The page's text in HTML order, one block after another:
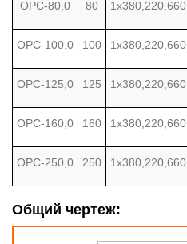
ОРС-80,0 80 1х380,220,660
ОРС-100,0 100 1х380,220,660
ОРС-125,0 125 1х380,220,660
ОРС-160,0 160 1х380,220,660
ОРС-250,0 250 1х380,220,660
Общий чертеж: